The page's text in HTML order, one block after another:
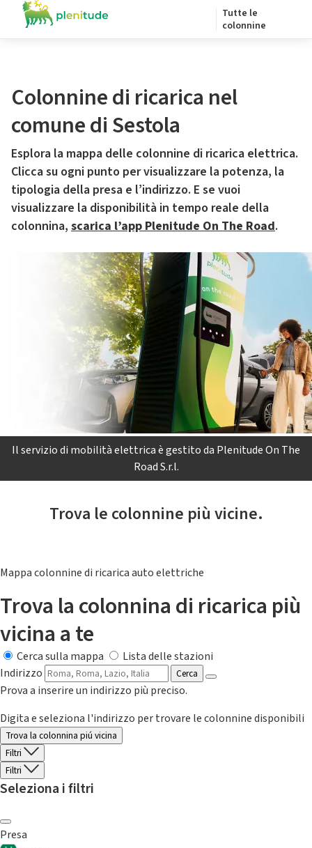
Tutte le
colonnine
Colonnine di ricarica nel
comune di Sestola
Esplora la mappa delle colonnine di ricarica elettrica.
Clicca su ogni punto per visualizzare la potenza, la
tipologia della presa e l’indirizzo. E se vuoi
visualizzare la disponibilità in tempo reale della
colonnina, scarica l’app Plenitude On The Road.
Il servizio di mobilità elettrica è gestito da Plenitude On The
Road S.r.l.
Trova le colonnine più vicine.
Mappa colonnine di ricarica auto elettriche
Trova la colonnina di ricarica più
vicina a te
Cerca sulla mappa
Lista delle stazioni
Indirizzo
Cerca
Prova a inserire un indirizzo più preciso.
Digita e seleziona l'indirizzo per trovare le colonnine disponibili
Trova la colonnina piú vicina
Filtri
Filtri
Seleziona i filtri
Presa